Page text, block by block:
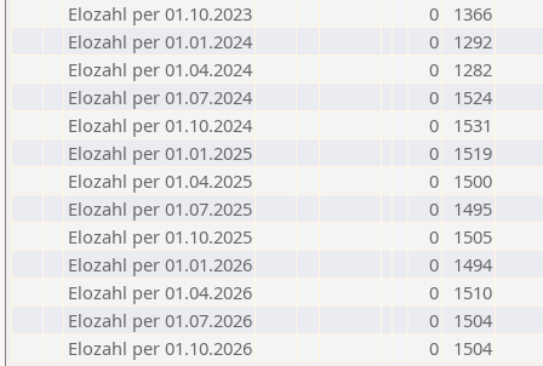
Elozahl per 01.10.2023
0
1366
Elozahl per 01.01.2024
0
1292
Elozahl per 01.04.2024
0
1282
Elozahl per 01.07.2024
0
1524
Elozahl per 01.10.2024
0
1531
Elozahl per 01.01.2025
0
1519
Elozahl per 01.04.2025
0
1500
Elozahl per 01.07.2025
0
1495
Elozahl per 01.10.2025
0
1505
Elozahl per 01.01.2026
0
1494
Elozahl per 01.04.2026
0
1510
Elozahl per 01.07.2026
0
1504
Elozahl per 01.10.2026
0 1504